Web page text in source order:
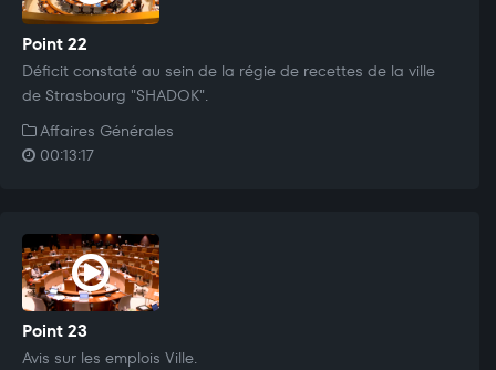
Point 22
Déficit constaté au sein de la régie de recettes de la ville
de Strasbourg "SHADOK".
Affaires Générales
00:13:17
Point 23
Avis sur les emplois Ville.